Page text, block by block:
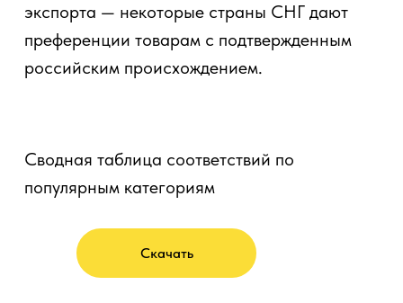
экспорта — некоторые страны СНГ дают
преференции товарам с подтвержденным
российским происхождением.
Cводная таблица соответствий по
популярным категориям
Скачать